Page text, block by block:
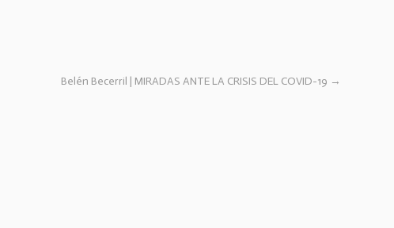
Belén Becerril | MIRADAS ANTE LA CRISIS DEL COVID-19 →